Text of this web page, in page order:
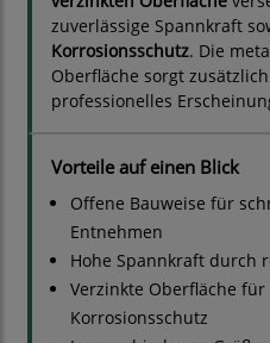
zuverlässige Spannkraft
Korrosionsschutz. Die
Oberfläche sorgt
professionelles
Vorteile auf einen Blick
Offene Bauweise für
Entnehmen
Hohe Spannkraft durch
Verzinkte Oberfläche für
Korrosionsschutz